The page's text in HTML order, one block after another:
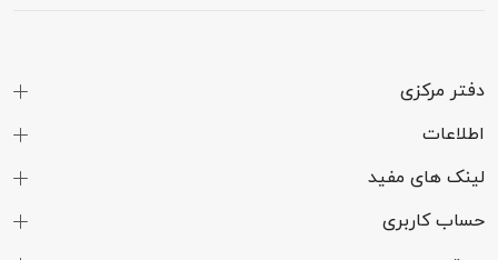
دفتر مرکزی
اطلاعات
لینک های مفید
حساب کاربری